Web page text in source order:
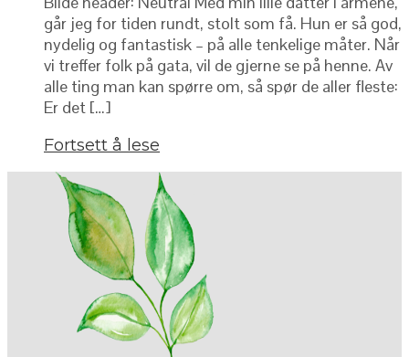
går jeg for tiden rundt, stolt som få. Hun er så god,
nydelig og fantastisk – på alle tenkelige måter. Når
vi treffer folk på gata, vil de gjerne se på henne. Av
alle ting man kan spørre om, så spør de aller fleste:
Er det […]
Fortsett å lese